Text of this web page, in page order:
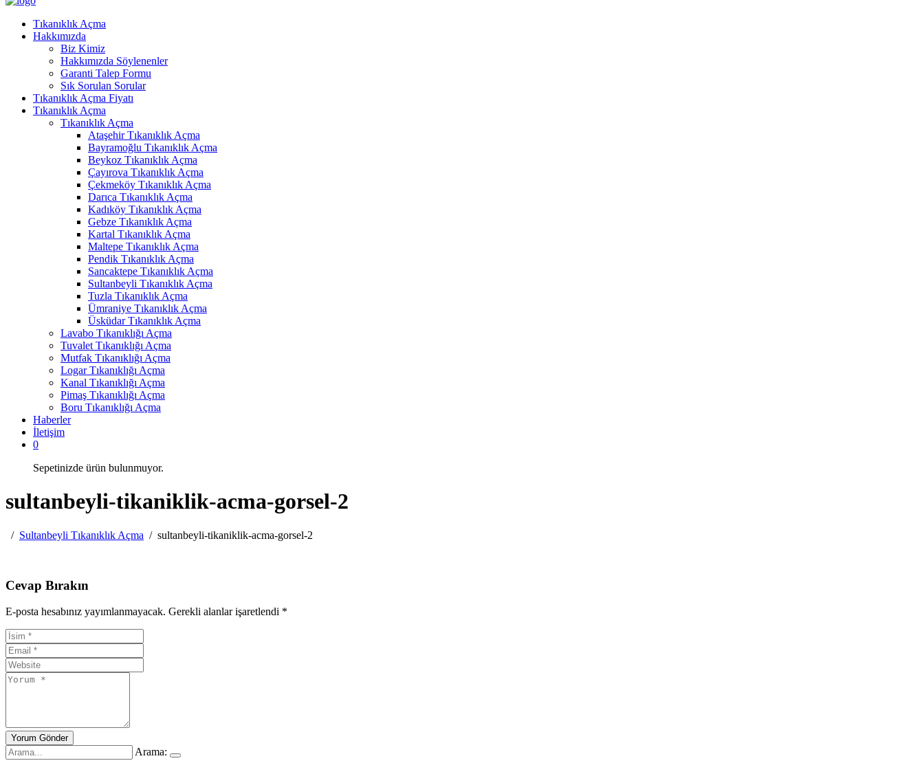
Tıkanıklık Açma
Hakkımızda
Biz Kimiz
Hakkımızda Söylenenler
Garanti Talep Formu
Sık Sorulan Sorular
Tıkanıklık Açma Fiyatı
Tıkanıklık Açma
Tıkanıklık Açma
Ataşehir Tıkanıklık Açma
Bayramoğlu Tıkanıklık Açma
Beykoz Tıkanıklık Açma
Çayırova Tıkanıklık Açma
Çekmeköy Tıkanıklık Açma
Darıca Tıkanıklık Açma
Kadıköy Tıkanıklık Açma
Gebze Tıkanıklık Açma
Kartal Tıkanıklık Açma
Maltepe Tıkanıklık Açma
Pendik Tıkanıklık Açma
Sancaktepe Tıkanıklık Açma
Sultanbeyli Tıkanıklık Açma
Tuzla Tıkanıklık Açma
Ümraniye Tıkanıklık Açma
Üsküdar Tıkanıklık Açma
Lavabo Tıkanıklığı Açma
Tuvalet Tıkanıklığı Açma
Mutfak Tıkanıklığı Açma
Logar Tıkanıklığı Açma
Kanal Tıkanıklığı Açma
Pimaş Tıkanıklığı Açma
Boru Tıkanıklığı Açma
Haberler
İletişim
0
Sepetinizde ürün bulunmuyor.
sultanbeyli-tikaniklik-acma-gorsel-2
Sultanbeyli Tıkanıklık Açma sultanbeyli-tikaniklik-acma-gorsel-2
Cevap Bırakın
E-posta hesabınız yayımlanmayacak. Gerekli alanlar işaretlendi *
Arama: